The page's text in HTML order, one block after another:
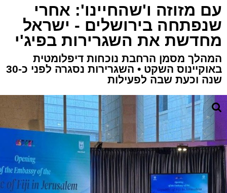
עם מזוזה ו'שהחיינו': אחרי
שנפתחה בירושלים - ישראל
מחדשת את השגרירות בפיג'י
המהלך מסמן הרחבת נוכחות דיפלומטית
באוקיינוס השקט • השגרירות נסגרה לפני כ-30
שנה וכעת שבה לפעילות